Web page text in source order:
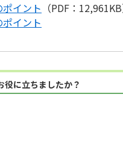
イント （PDF：
イント
役に立ちましたか？